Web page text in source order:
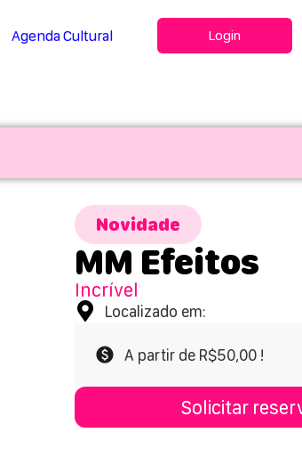
Agenda Cultural Login
Novidade
MM Efeitos
Incrível
Localizado em:
A partir de R$50,00 !
Solicitar